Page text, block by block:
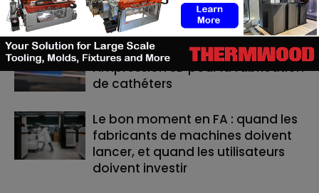
RELATED ARTICLES MORE FROM AUTHOR
TE Connectivity mise sur
l’impression 3D pour la fabrication
de cathéters
Le bon moment en FA : quand les
fabricants de machines doivent
lancer, et quand les utilisateurs
doivent investir